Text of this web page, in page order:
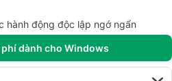
hành động độc lập ngớ ngẩn
dành cho Windows